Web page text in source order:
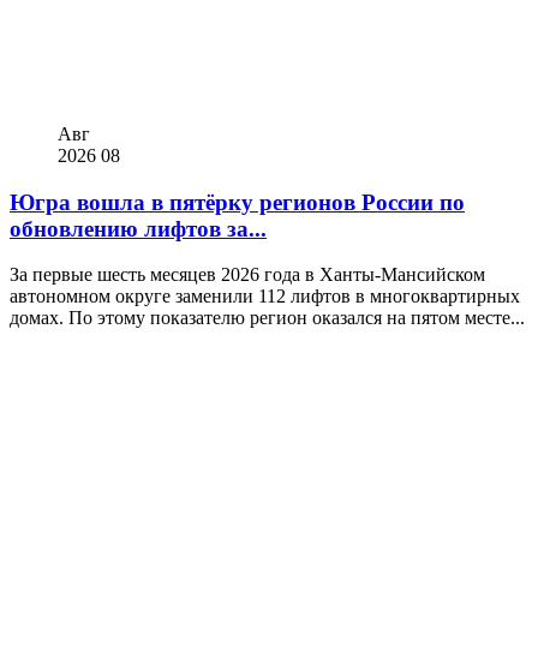
Авг
2026 08
Югра вошла в пятёрку регионов России по
обновлению лифтов за...
За первые шесть месяцев 2026 года в Ханты-Мансийском
автономном округе заменили 112 лифтов в многоквартирных
домах. По этому показателю регион оказался на пятом месте...